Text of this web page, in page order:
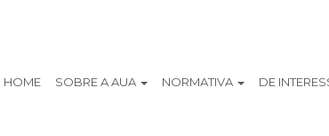
HOME SOBRE A AUA NORMATIVA DE